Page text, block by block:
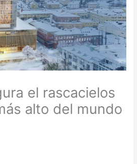
el rascacielos
alto del mundo